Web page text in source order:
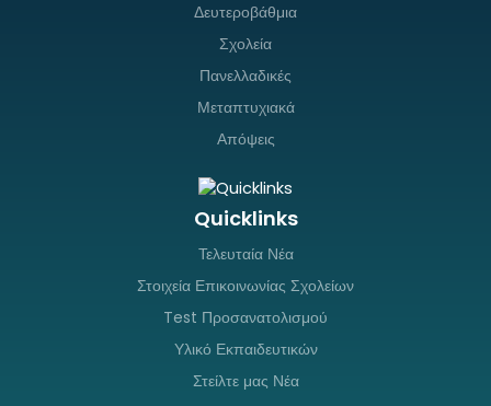
Δευτεροβάθμια
Σχολεία
Πανελλαδικές
Μεταπτυχιακά
Απόψεις
Quicklinks
Τελευταία Νέα
Στοιχεία Επικοινωνίας Σχολείων
Test Προσανατολισμού
Υλικό Εκπαιδευτικών
Στείλτε μας Νέα